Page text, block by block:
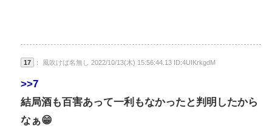
17 ： 風吹けば名無し 2022/10/13(木) 15:56:44.13 ID:4UIKrkgdM
>>7
結局酒も百害あって一利もなかったと判明したから
なぁ😁